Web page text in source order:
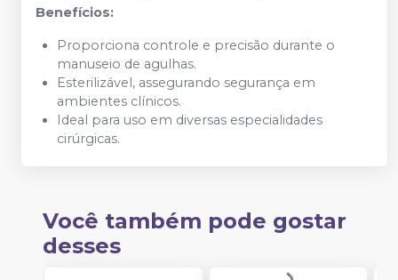
Benefícios:
Proporciona controle e precisão durante o
manuseio de agulhas.
Esterilizável, assegurando segurança em
ambientes clínicos.
Ideal para uso em diversas especialidades
cirúrgicas.
Você também pode gostar
desses